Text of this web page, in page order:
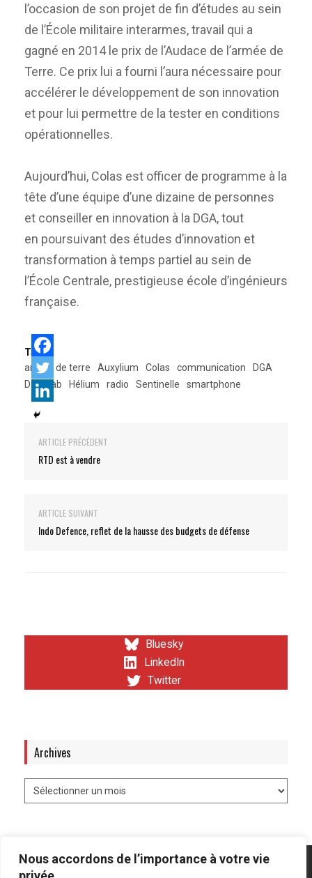
Nous accordons de l’importance à votre vie
l’occasion de son projet de fin d’études au sein
de l’École militaire interarmes, travail qui a
gagné en 2014 le prix de l’Audace de l’armée de
Terre. Ce prix lui a fourni l’aura nécessaire pour
accélérer le développement de son innovation
et pour lui permettre de la tester en conditions
opérationnelles.
Aujourd’hui, Colas est officer de programme à la
tête d’une équipe d’une dizaine de personnes
et conseiller en innovation à la DGA, tout
en poursuivant des études d’innovation et
transformation à temps partiel au sein de
l’École Centrale, prestigieuse école d’ingénieurs
française.
Tags:
armée de terre
Auxylium Colas communication
DGA
DGA Lab
Hélium radio Sentinelle smartphone
ARTICLE PRÉCÉDENT
RTD est à vendre
ARTICLE SUIVANT
Indo Defence, reflet de la hausse des budgets de défense
Bluesky
LinkedIn
Twitter
Archives